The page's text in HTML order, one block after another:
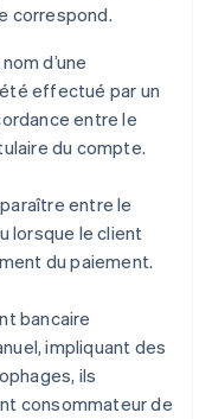
correspond.
d’une
effectué par un
entre le
du compte.
entre le
lorsque le client
du paiement.
bancaire
impliquant des
ils
consommateur de